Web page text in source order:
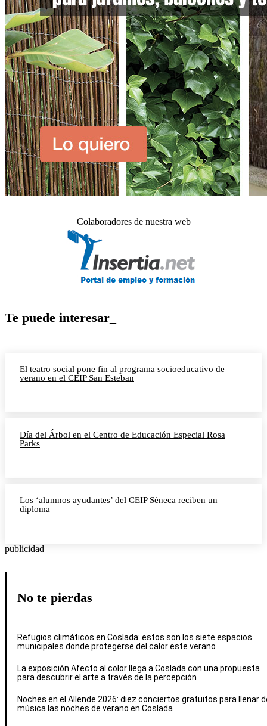
Colaboradores de nuestra web
Te puede interesar_
El teatro social pone fin al programa socioeducativo de
verano en el CEIP San Esteban
Día del Árbol en el Centro de Educación Especial Rosa
Parks
Los ‘alumnos ayudantes’ del CEIP Séneca reciben un
diploma
publicidad
No te pierdas
Refugios climáticos en Coslada: estos son los siete espacios
municipales donde protegerse del calor este verano
La exposición Afecto al color llega a Coslada con una propuesta
para descubrir el arte a través de la percepción
Noches en el Allende 2026: diez conciertos gratuitos para llenar
música las noches de verano en Coslada